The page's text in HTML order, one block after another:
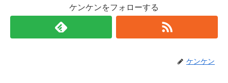
ケンケンをフォローする
ケンケン